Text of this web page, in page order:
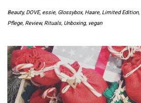
Beauty, DOVE, essie, Glossybox, Haare, Limited Edition,
Pflege, Review, Rituals, Unboxing, vegan